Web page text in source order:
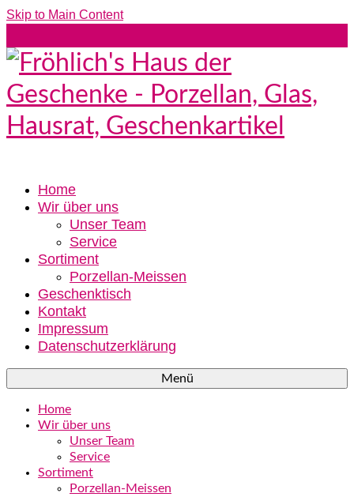
Skip to Main Content
Home
Wir über uns
Unser Team
Service
Sortiment
Porzellan-Meissen
Geschenktisch
Kontakt
Impressum
Datenschutzerklärung
Menü
Home
Wir über uns
Unser Team
Service
Sortiment
Porzellan-Meissen